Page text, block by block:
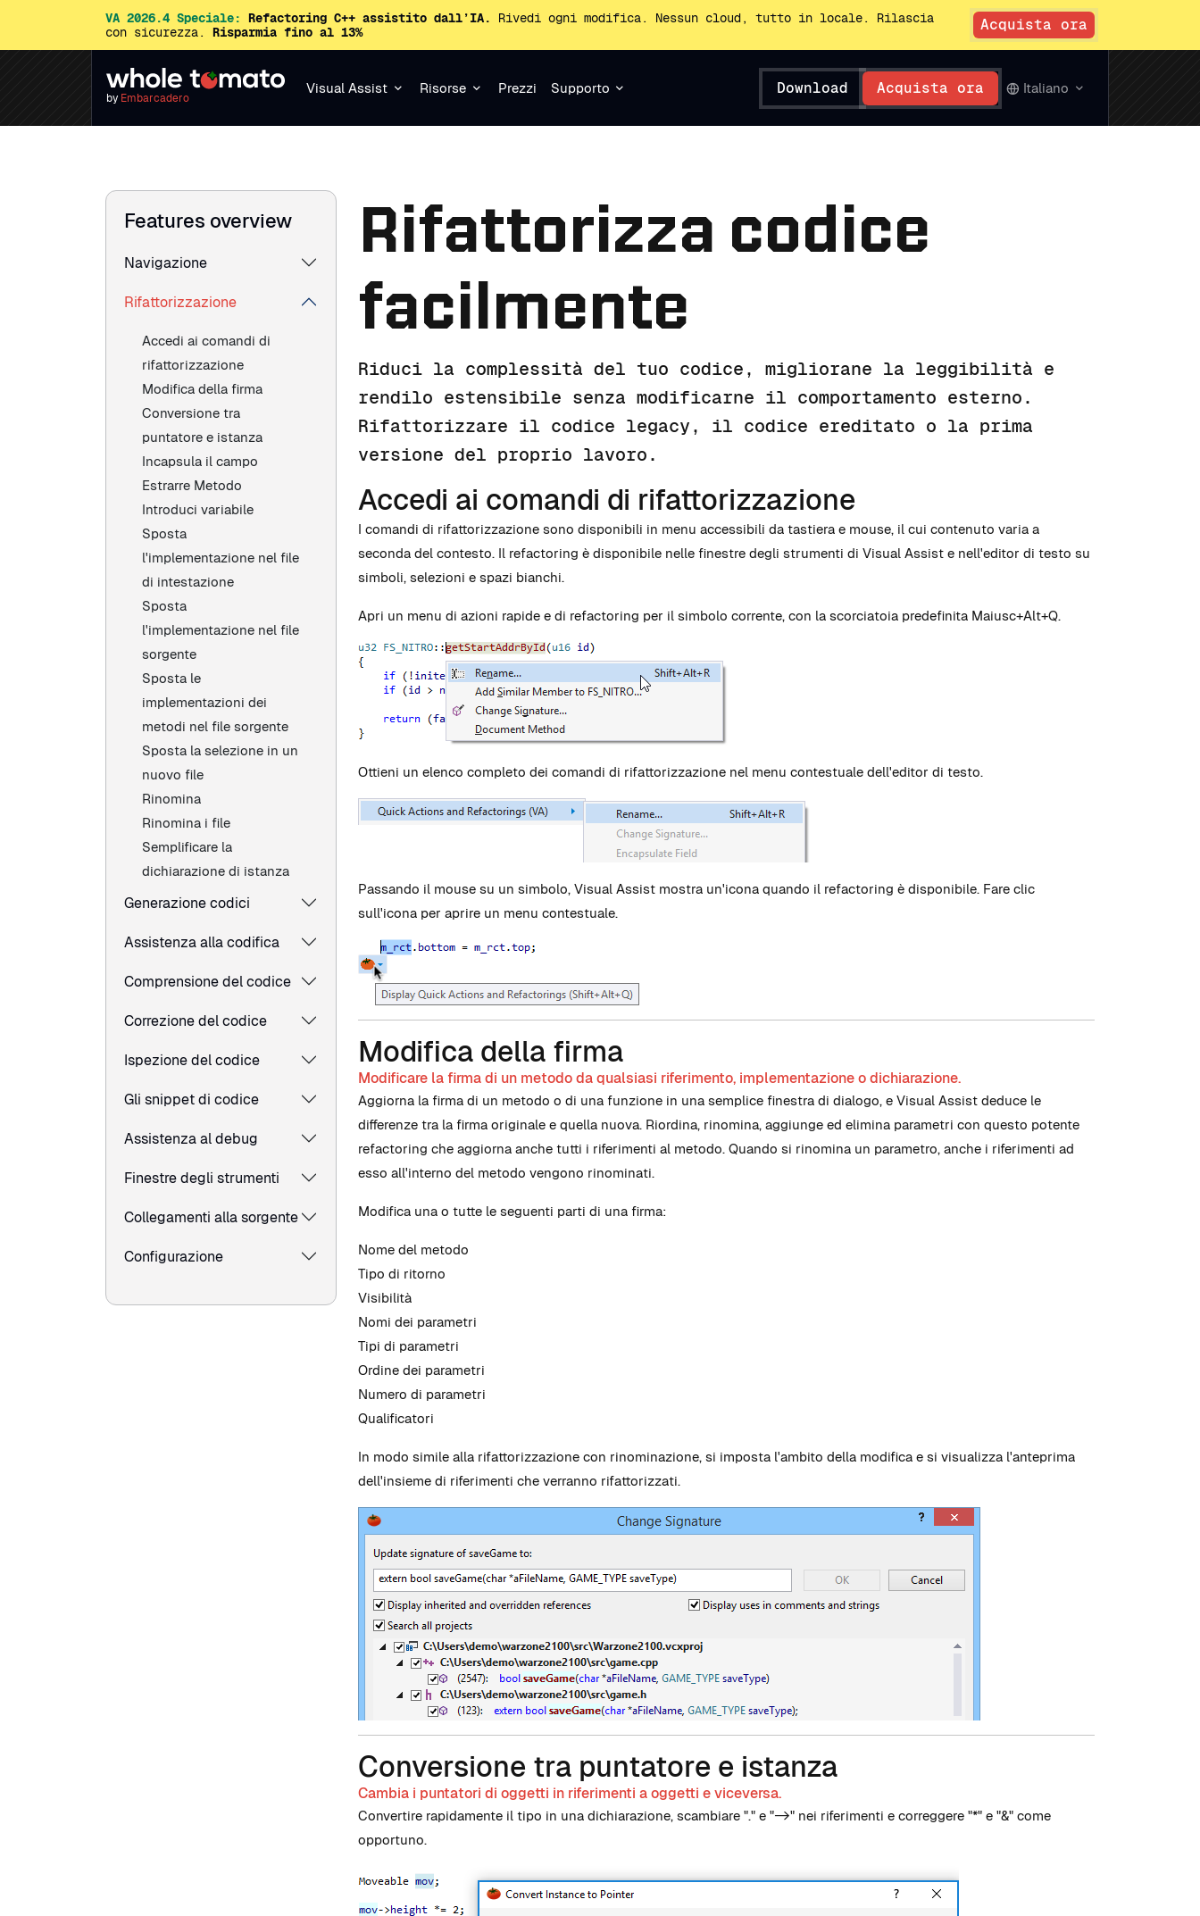
VA 2026.4 Speciale: Refactoring C++ assistito dall’IA.
Rivedi ogni modifica. Nessun cloud, tutto in locale. Rilascia
con sicurezza. Risparmia fino al 13% Acquista ora
by Embarcadero
Visual Assist Risorse Prezzi Supporto Download Acquista ora Italiano
Features overview
Navigazione
Rifattorizzazione
Accedi ai comandi di
rifattorizzazione
Modifica della firma
Conversione tra
puntatore e istanza
Incapsula il campo
Estrarre Metodo
Introduci variabile
Sposta
l'implementazione nel file
di intestazione
Sposta
l'implementazione nel file
sorgente
Sposta le
implementazioni dei
metodi nel file sorgente
Sposta la selezione in un
nuovo file
Rinomina
Rinomina i file
Semplificare la
dichiarazione di istanza
Generazione codici
Assistenza alla codifica
Comprensione del codice
Correzione del codice
Ispezione del codice
Gli snippet di codice
Assistenza al debug
Finestre degli strumenti
Collegamenti alla sorgente
Configurazione
Rifattorizza codice
facilmente
Riduci la complessità del tuo codice, migliorane la leggibilità e
rendilo estensibile senza modificarne il comportamento esterno.
Rifattorizzare il codice legacy, il codice ereditato o la prima
versione del proprio lavoro.
Accedi ai comandi di rifattorizzazione
I comandi di rifattorizzazione sono disponibili in menu accessibili da tastiera e mouse, il cui contenuto varia a
seconda del contesto. Il refactoring è disponibile nelle finestre degli strumenti di Visual Assist e nell'editor di testo su
simboli, selezioni e spazi bianchi.
Apri un menu di azioni rapide e di refactoring per il simbolo corrente, con la scorciatoia predefinita Maiusc+Alt+Q.
Ottieni un elenco completo dei comandi di rifattorizzazione nel menu contestuale dell'editor di testo.
Passando il mouse su un simbolo, Visual Assist mostra un'icona quando il refactoring è disponibile. Fare clic
sull'icona per aprire un menu contestuale.
Modifica della firma
Modificare la firma di un metodo da qualsiasi riferimento, implementazione o dichiarazione.
Aggiorna la firma di un metodo o di una funzione in una semplice finestra di dialogo, e Visual Assist deduce le
differenze tra la firma originale e quella nuova. Riordina, rinomina, aggiunge ed elimina parametri con questo potente
refactoring che aggiorna anche tutti i riferimenti al metodo. Quando si rinomina un parametro, anche i riferimenti ad
esso all'interno del metodo vengono rinominati.
Modifica una o tutte le seguenti parti di una firma:
Nome del metodo
Tipo di ritorno
Visibilità
Nomi dei parametri
Tipi di parametri
Ordine dei parametri
Numero di parametri
Qualificatori
In modo simile alla rifattorizzazione con rinominazione, si imposta l'ambito della modifica e si visualizza l'anteprima
dell'insieme di riferimenti che verranno rifattorizzati.
Conversione tra puntatore e istanza
Cambia i puntatori di oggetti in riferimenti a oggetti e viceversa.
Convertire rapidamente il tipo in una dichiarazione, scambiare "." e "->" nei riferimenti e correggere "*" e "&" come
opportuno.